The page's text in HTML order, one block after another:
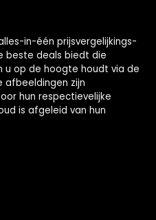
in-één prijsvergelijkings-
beste deals biedt die
u op de hoogte houdt via de
afbeeldingen zijn
hun respectievelijke
is afgeleid van hun